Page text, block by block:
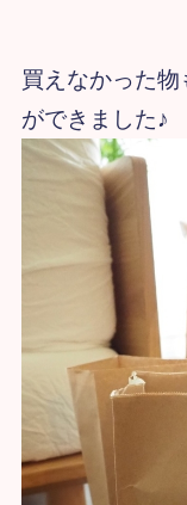
買えなかった
ができました♪